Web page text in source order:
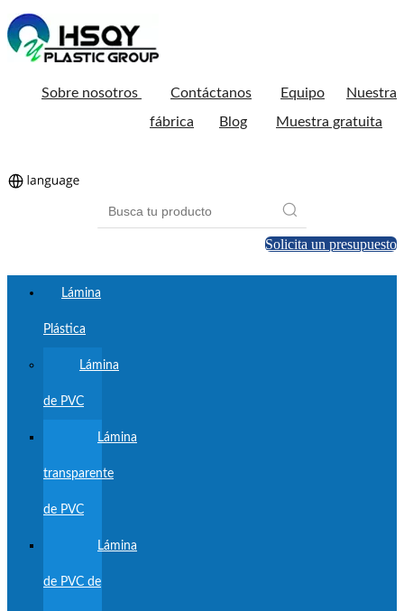
Sobre nosotros Contáctanos Equipo
Nuestra
fábrica
Blog Muestra gratuita
Solicita un presupuesto
Lámina
Plástica
Lámina
de PVC
Lámina
transparente
de PVC
Lámina
de PVC de